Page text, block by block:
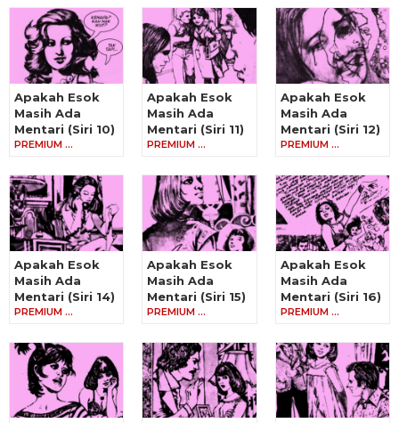
Apakah Esok
Masih Ada
Mentari (Siri 10)
PREMIUM …
Apakah Esok
Masih Ada
Mentari (Siri 11)
PREMIUM …
Apakah Esok
Masih Ada
Mentari (Siri 12)
PREMIUM …
Apakah Esok
Masih Ada
Mentari (Siri 14)
PREMIUM …
Apakah Esok
Masih Ada
Mentari (Siri 15)
PREMIUM …
Apakah Esok
Masih Ada
Mentari (Siri 16)
PREMIUM …